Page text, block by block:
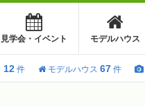
見学会・イベント モデルハウス
12 件 モデルハウス 67 件